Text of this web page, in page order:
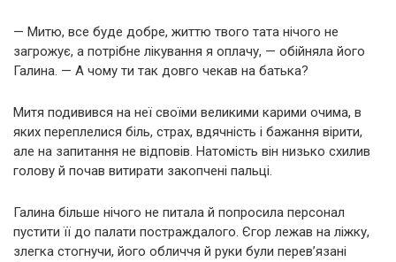
— Митю, все буде добре, життю твого тата нічого не
загрожує, а потрібне лікування я оплачу, — обійняла його
Галина. — А чому ти так довго чекав на батька?
Митя подивився на неї своїми великими карими очима, в
яких переплелися біль, страх, вдячність і бажання вірити,
але на запитання не відповів. Натомість він низько схилив
голову й почав витирати закопчені пальці.
Галина більше нічого не питала й попросила персонал
пустити її до палати постраждалого. Єгор лежав на ліжку,
злегка стогнучи, його обличчя й руки були перев’язані